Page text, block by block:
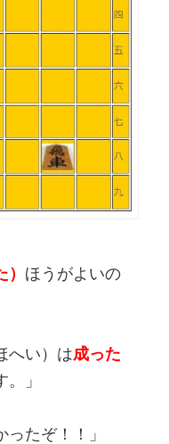
ほうがよいの
い）は成った
」
たぞ！！」